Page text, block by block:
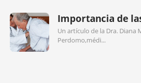
Importancia de
Un artículo de la Dra. Diana
Perdomo,médi...